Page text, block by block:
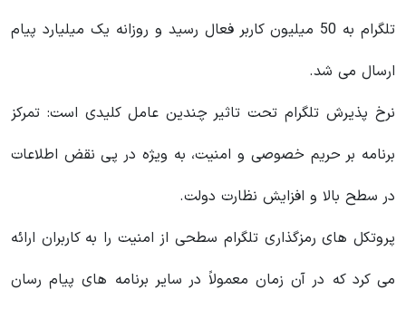
تلگرام به 50 میلیون کاربر فعال رسید و روزانه یک میلیارد پیام
ارسال می شد.
نرخ پذیرش تلگرام تحت تاثیر چندین عامل کلیدی است: تمرکز
برنامه بر حریم خصوصی و امنیت، به ویژه در پی نقض اطلاعات
در سطح بالا و افزایش نظارت دولت.
پروتکل های رمزگذاری تلگرام سطحی از امنیت را به کاربران ارائه
می کرد که در آن زمان معمولاً در سایر برنامه های پیام رسان